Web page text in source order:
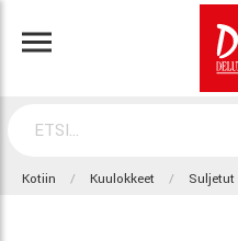
Kotiin Kuulokkeet Suljetut